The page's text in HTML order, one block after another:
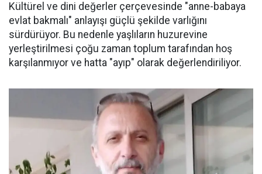
Kültürel ve dini değerler çerçevesinde "anne-babaya
evlat bakmalı" anlayışı güçlü şekilde varlığını
sürdürüyor. Bu nedenle yaşlıların huzurevine
yerleştirilmesi çoğu zaman toplum tarafından hoş
karşılanmıyor ve hatta "ayıp" olarak değerlendiriliyor.